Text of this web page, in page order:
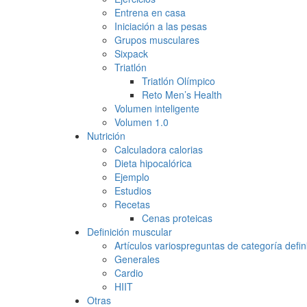
Entrena en casa
Iniciación a las pesas
Grupos musculares
Sixpack
Triatlón
Triatlón Olímpico
Reto Men’s Health
Volumen inteligente
Volumen 1.0
Nutrición
Calculadora calorias
Dieta hipocalórica
Ejemplo
Estudios
Recetas
Cenas proteicas
Definición muscular
Artículos variospreguntas de categoría
Generales
Cardio
HIIT
Otras